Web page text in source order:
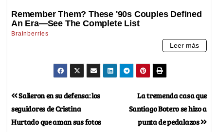
La tremenda casa que
Santiago Botero se hizo a
punta de pedalazos
Salieron en su defensa: los
seguidores de Cristina
Hurtado que aman sus fotos